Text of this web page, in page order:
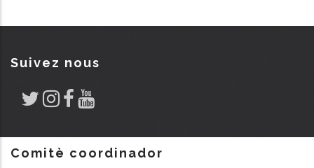
Suivez nous
Comitè coordinador